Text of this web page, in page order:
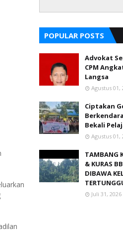
POPULAR POSTS
Advokat
CPM
Langsa
Agustus 01,
Ciptakan
Bekali
Agustus 01,
TAMBANG
& KURAS
DIBAWA
Juli 31, 2026